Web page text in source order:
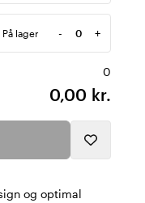
På lager -
Antal
+
0
0,00 kr.
og optimal